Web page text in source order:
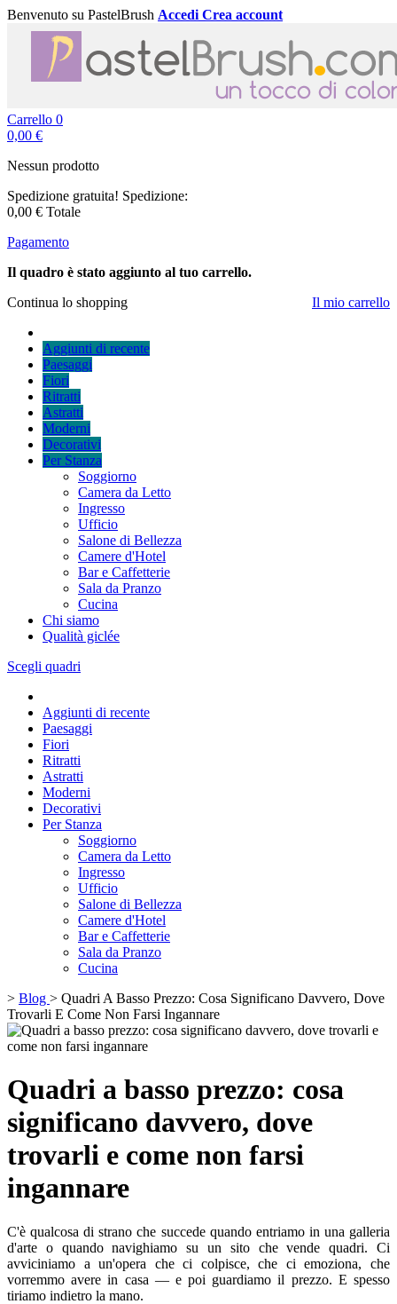
Benvenuto su PastelBrush Accedi Crea account
Carrello 0
0,00 €
Nessun prodotto
Spedizione gratuita! Spedizione:
0,00 € Totale
Pagamento
Il quadro è stato aggiunto al tuo carrello.
Continua lo shopping
Il mio carrello
Aggiunti di recente
Paesaggi
Fiori
Ritratti
Astratti
Moderni
Decorativi
Per Stanza
Soggiorno
Camera da Letto
Ingresso
Ufficio
Salone di Bellezza
Camere d'Hotel
Bar e Caffetterie
Sala da Pranzo
Cucina
Chi siamo
Qualità giclée
Scegli quadri
Aggiunti di recente
Paesaggi
Fiori
Ritratti
Astratti
Moderni
Decorativi
Per Stanza
Soggiorno
Camera da Letto
Ingresso
Ufficio
Salone di Bellezza
Camere d'Hotel
Bar e Caffetterie
Sala da Pranzo
Cucina
> Blog > Quadri A Basso Prezzo: Cosa Significano Davvero, Dove
Trovarli E Come Non Farsi Ingannare
Quadri a basso prezzo: cosa
significano davvero, dove
trovarli e come non farsi
ingannare
C'è qualcosa di strano che succede quando entriamo in una galleria
d'arte o quando navighiamo su un sito che vende quadri. Ci
avviciniamo a un'opera che ci colpisce, che ci emoziona, che
vorremmo avere in casa — e poi guardiamo il prezzo. E spesso
tiriamo indietro la mano.